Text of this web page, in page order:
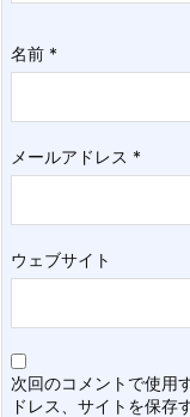
名前 *
メールアドレス *
ウェブサイト
次回のコメントで使用
ドレス、サイトを保存